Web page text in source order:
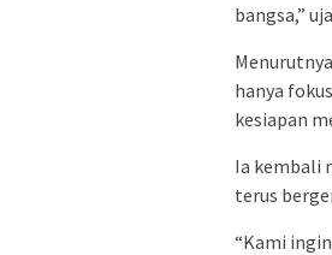
bangsa,”
hanya
kesiapan
Ia kembali
terus
“Kami